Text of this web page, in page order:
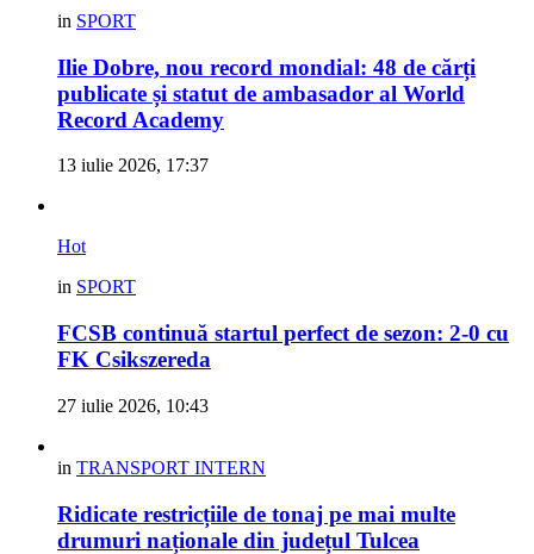
in SPORT
Ilie Dobre, nou record mondial: 48 de cărți
publicate și statut de ambasador al World
Record Academy
13 iulie 2026, 17:37
Hot
in SPORT
FCSB continuă startul perfect de sezon: 2-0 cu
FK Csikszereda
27 iulie 2026, 10:43
in TRANSPORT INTERN
Ridicate restricțiile de tonaj pe mai multe
drumuri naționale din județul Tulcea